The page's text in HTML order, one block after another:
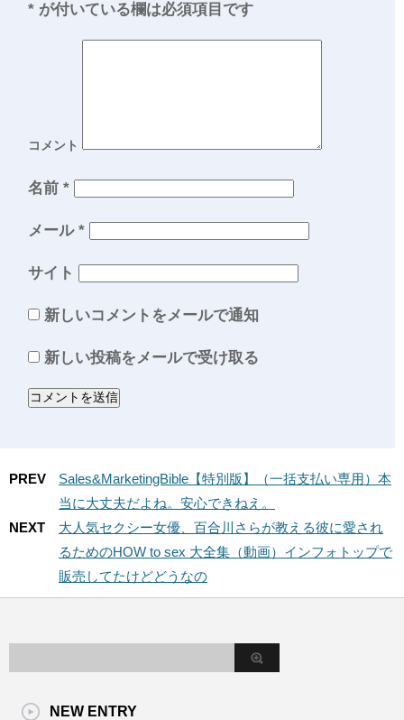
* が付いている欄は必須項目です
コメント
名前 *
メール *
サイト
新しいコメントをメールで通知
新しい投稿をメールで受け取る
PREV
Sales&MarketingBible【特別版】（一括支払い専用）本
当に大丈夫だよね。安心できねえ。
NEXT
大人気セクシー女優、百合川さらが教える彼に愛され
るためのHOW to sex 大全集（動画）インフォトップで
販売してたけどどうなの
NEW ENTRY